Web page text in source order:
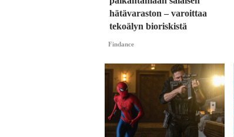
hätävaraston – varoittaa
tekoälyn bioriskistä
Findance